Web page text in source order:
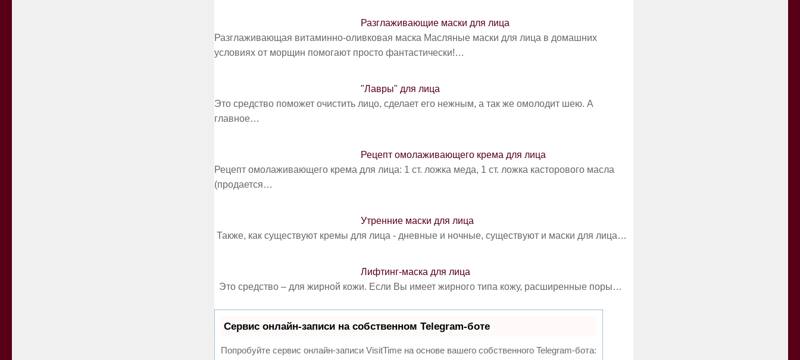
Разглаживающие маски для лица
Разглаживающая витаминно-оливковая маска Масляные маски для лица в домашних
условиях от морщин помогают просто фантастически!…
"Лавры" для лица
Это средство поможет очистить лицо, сде­лает его нежным, а так же омолодит шею. А
главное…
Рецепт омолаживающего крема для лица
Рецепт омолаживающего крема для лица: 1 ст. ложка меда, 1 ст. ложка касторового масла
(продается…
Утренние маски для лица
Также, как существуют кремы для лица - дневные и ночные, существуют и маски для лица…
Лифтинг-маска для лица
Это средство – для жирной кожи. Если Вы имеет жирного типа кожу, расширенные поры…
Сервис онлайн-записи на собственном Telegram-боте
Попробуйте сервис онлайн-записи VisitTime на основе вашего собственного Telegram-бота: